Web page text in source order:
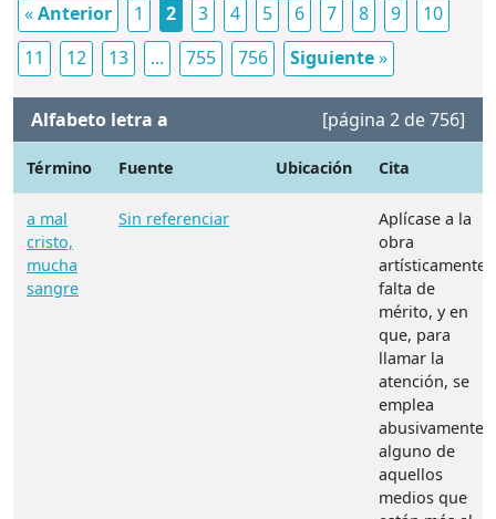
«Anterior 1 2 3 4 5 6 7 8 9
10
11
12 13 ... 755 756 Siguiente»
Alfabeto letra a [página 2 de 756]
Término Fuente Ubicación Cita
a mal
cristo,
mucha
sangre
Sin referenciar
Aplícase a la
obra
artísticamente
falta de
mérito, y en
que, para
llamar la
atención, se
emplea
abusivamente
alguno de
aquellos
medios que